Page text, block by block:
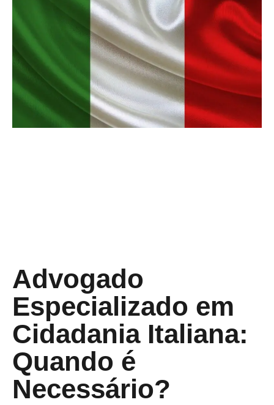
Advogado
Especializado em
Cidadania Italiana:
Quando é
Necessário?